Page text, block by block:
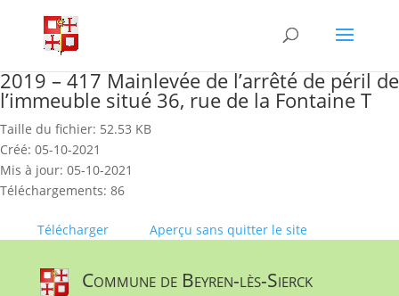
content
2019 – 417 Mainlevée de l’arrêté de péril de
l’immeuble situé 36, rue de la Fontaine T
Taille du fichier: 52.53 KB
Créé: 05-10-2021
Mis à jour: 05-10-2021
Téléchargements: 86
Télécharger Aperçu sans quitter le site
Commune de Beyren-lès-Sierck